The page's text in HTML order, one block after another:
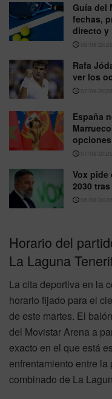
Guía del
fechas,
directo y
08/08/2026
Rafa
ver los
07/08/2026
España
07/08/2026
Vox pide
2030
06/08/2026
Horario del
La Laguna
La cita deportiva en la
horario fijado para el
de este martes. El
del Movistar Arena a
exacto en el que está
enfrentamiento entre
combinado de La